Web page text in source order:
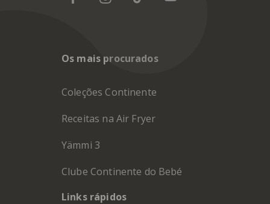
Os mais procurados
Coleções Continente
Receitas na Air Fryer
Yämmi 3
Clube Continente do Bebé
Links rápidos